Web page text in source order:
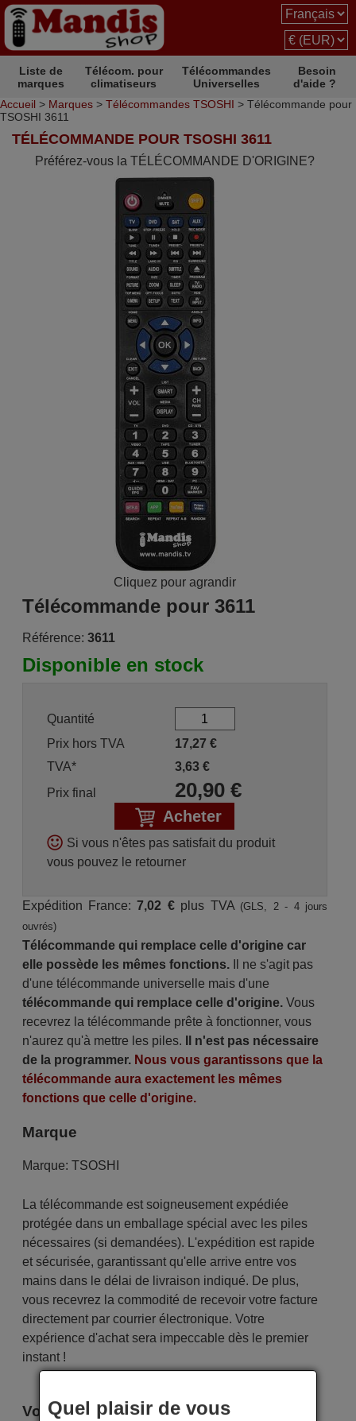
Liste de
marques
Télécom. pour
climatiseurs
Télécommandes
Universelles
Besoin
d'aide ?
Accueil > Marques > Télécommandes TSOSHI > Télécommande pour
TSOSHI 3611
TÉLÉCOMMANDE POUR TSOSHI 3611
Préférez-vous la TÉLÉCOMMANDE D'ORIGINE?
Cliquez pour agrandir
Télécommande pour 3611
Référence: 3611
Disponible en stock
Quantité
Prix hors TVA
17,27 €
TVA*
3,63€
Prix final
20,90€
Acheter
Si vous n'êtes pas satisfait du produit
vous pouvez le retourner
Expédition France:7,02 €plus TVA (GLS, 2 - 4 jours
ouvrés)
Télécommande qui remplace celle d'origine car
elle possède les mêmes fonctions.Il ne s'agit pas
d'une télécommande universelle mais d'une
télécommande qui remplace celle d'origine.Vous
recevrez la télécommande prête à fonctionner, vous
n'aurez qu'à mettre les piles.
Il n'est pas nécessaire
de la programmer. Nous vous garantissons que la
télécommande aura exactement les mêmes
fonctions que celle d'origine.
Marque
Marque: TSOSHI
La télécommande est soigneusement expédiée
protégée dans un emballage spécial avec les piles
nécessaires (si demandées). L'expédition est rapide
et sécurisée, garantissant qu'elle arrive entre vos
mains dans le délai de livraison indiqué. De plus,
vous recevrez la commodité de recevoir votre facture
directement par courrier électronique. Votre
expérience d'achat sera impeccable dès le premier
instant !
Voici certains modèles qui utilisent cette
Quel plaisir de vous